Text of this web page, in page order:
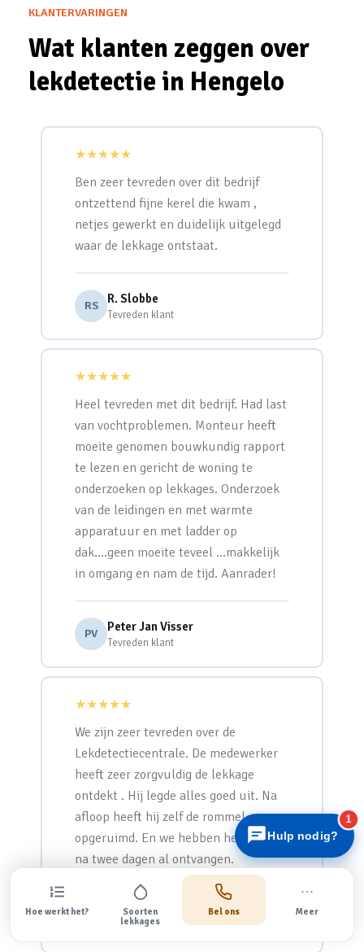
KLANTERVARINGEN
Wat klanten zeggen over
lekdetectie in Hengelo
★★★★★
Ben zeer tevreden over dit bedrijf
ontzettend fijne kerel die kwam ,
netjes gewerkt en duidelijk uitgelegd
waar de lekkage ontstaat.
RS R. Slobbe
Tevreden klant
★★★★★
Heel tevreden met dit bedrijf. Had last
van vochtproblemen. Monteur heeft
moeite genomen bouwkundig rapport
te lezen en gericht de woning te
onderzoeken op lekkages. Onderzoek
van de leidingen en met warmte
apparatuur en met ladder op
dak….geen moeite teveel …makkelijk
in omgang en nam de tijd. Aanrader!
PV Peter Jan Visser
Tevreden klant
★★★★★
We zijn zeer tevreden over de
Lekdetectiecentrale. De medewerker
heeft zeer zorgvuldig de lekkage
ontdekt . Hij legde alles goed uit. Na
afloop heeft hij zelf de rommel
opgeruimd. En we hebben het rapport
na twee dagen al ontvangen.
JB J.J.M. Bosman
Tevreden klant
Hulp nodig?
1
Snel antwoord
Hoe werkt het?
Soorten
lekkages
Bel ons Meer